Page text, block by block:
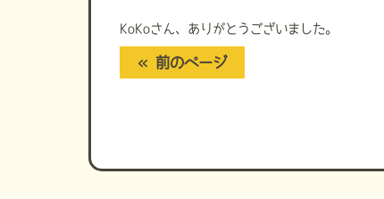
KoKoさん、ありがとうございました。
« 前のページ